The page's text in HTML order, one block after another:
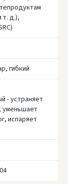
т. д.),
гибкий
- устраняет
уменьшает
испаряет